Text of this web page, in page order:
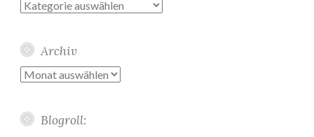
Kategorien
Archiv
Archiv
Blogroll: